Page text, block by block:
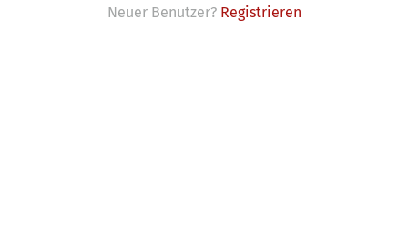
Neuer Benutzer? Registrieren